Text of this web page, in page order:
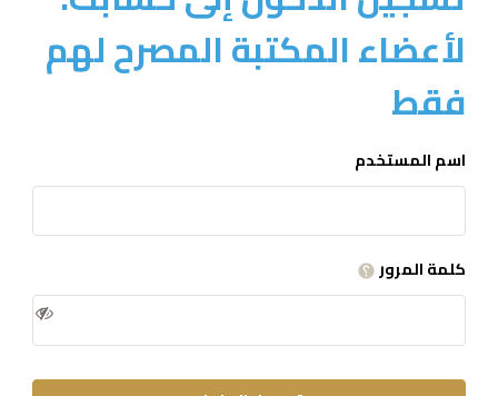
لأعضاء المكتبة المصرح لهم
فقط
اسم المستخدم
كلمة المرور